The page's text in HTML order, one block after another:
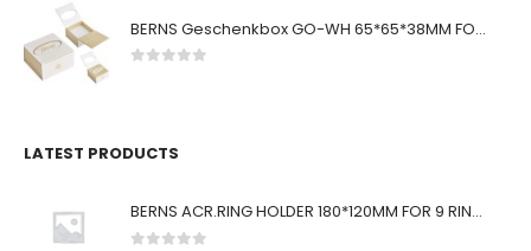
BERNS Geschenkbox GO-WH 65*65*38MM FOR SMALL SETS
LATEST PRODUCTS
BERNS ACR.RING HOLDER 180*120MM FOR 9 RINGS